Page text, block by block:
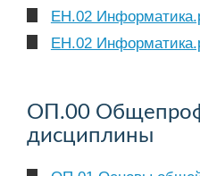
ЕН.02
ЕН.02
ОП.00
дисциплины